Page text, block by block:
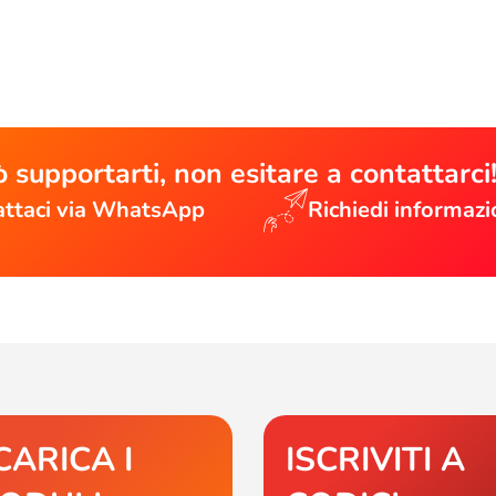
supportarti, non esitare a contattarci!
via WhatsApp Richiedi
I
ISCRIVITI A